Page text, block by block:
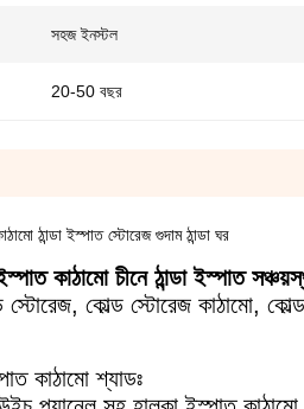
সহজ ইনস্টল
20-50 বছর
ঠান্ডা ইস্পাত স্টোরেজ গুদাম ঠান্ডা ঘর
কাঠামো চীনে ঠান্ডা ইস্পাত
স্টোরেজ, কোল্ড স্টোরেজ কাঠামো,
কাঠামো শ্যাডঃ